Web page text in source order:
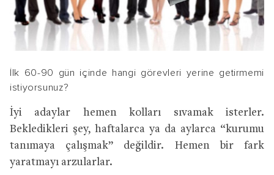
İlk 60-90 gün içinde hangi görevleri yerine getirmemi
istiyorsunuz?
İyi adaylar hemen kolları sıvamak isterler.
Bekledikleri şey, haftalarca ya da aylarca “kurumu
tanımaya çalışmak” değildir. Hemen bir fark
yaratmayı arzularlar.